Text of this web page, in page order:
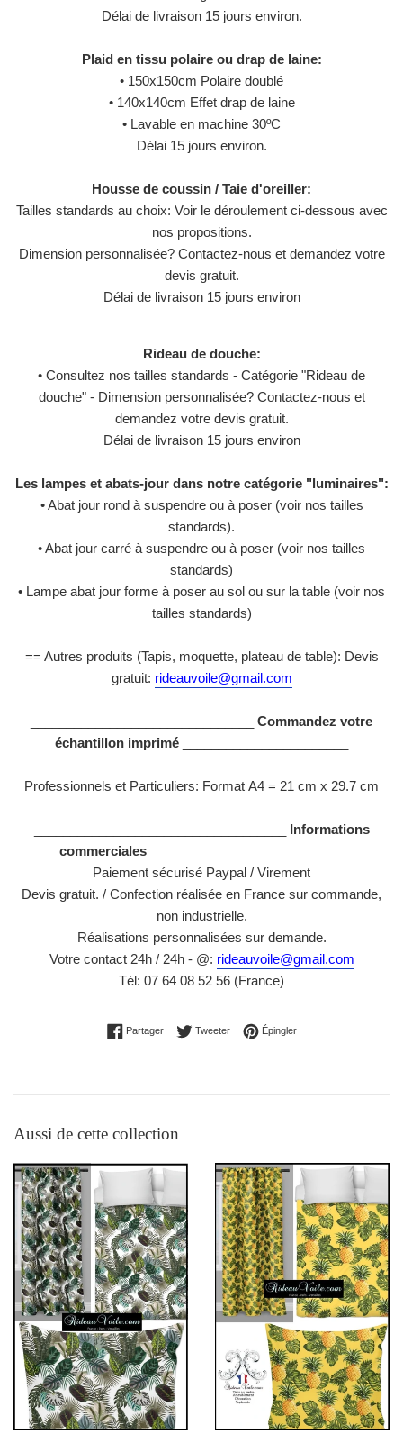
Délai de livraison 15 jours environ.
Plaid en tissu polaire ou drap de laine:
• 150x150cm Polaire doublé
• 140x140cm Effet drap de laine
• Lavable en machine 30ºC
Délai 15 jours environ.
Housse de coussin / Taie d'oreiller:
Tailles standards au choix: Voir le déroulement ci-dessous avec
nos propositions.
Dimension personnalisée? Contactez-nous et demandez votre
devis gratuit.
Délai de livraison 15 jours environ
Rideau de douche:
• Consultez nos tailles standards - Catégorie "Rideau de
douche" - Dimension personnalisée? Contactez-nous et
demandez votre devis gratuit.
Délai de livraison 15 jours environ
Les lampes et abats-jour dans notre catégorie "luminaires":
• Abat jour rond à suspendre ou à poser (voir nos tailles
standards).
• Abat jour carré à suspendre ou à poser (voir nos tailles
standards)
• Lampe abat jour forme à poser au sol ou sur la table (voir nos
tailles standards)
== Autres produits (Tapis, moquette, plateau de table): Devis
gratuit: rideauvoile@gmail.com
Commandez votre
échantillon imprimé
Professionnels et Particuliers: Format A4 = 21 cm x 29.7 cm
Informations
commerciales___________________________
Paiement sécurisé Paypal / Virement
Devis gratuit. / Confection réalisée en France sur commande,
non industrielle.
Réalisations personnalisées sur demande.
Votre contact 24h / 24h - @: rideauvoile@gmail.com
Tél: 07 64 08 52 56 (France)
PartagerPartager sur Facebook
TweeterTweeter sur Twitter
ÉpinglerÉpingler sur Pinterest
Aussi de cette collection